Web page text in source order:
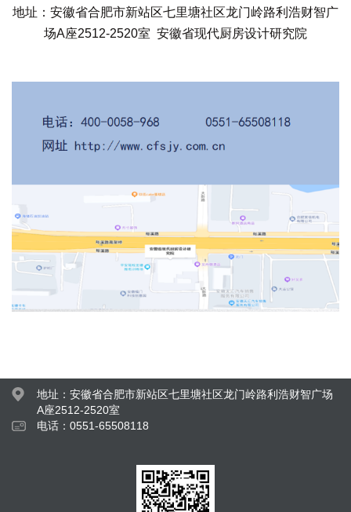
地址：安徽省合肥市新站区七里塘社区龙门岭路利浩财智广
场A座2512-2520室 安徽省现代厨房设计研究院
地址：安徽省合肥市新站区七里塘社区龙门岭路利浩财智广场
A座2512-2520室
电话：0551-65508118